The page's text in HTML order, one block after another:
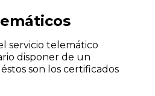
servicio telemático
disponer de un
son los certificados